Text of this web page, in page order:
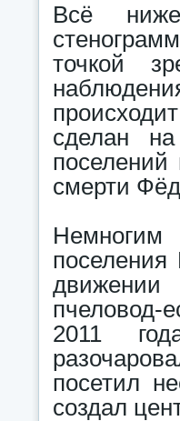
Всё
точкой
сделан
поселений
смерти
пчеловод-
2011
посетил
создал